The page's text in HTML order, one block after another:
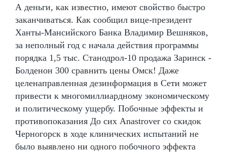
А деньги, как известно, имеют свойство быстро
заканчиваться. Как сообщил вице-президент
Ханты-Мансийского Банка Владимир Вешняков,
за неполный год с начала действия программы
порядка 1,5 тыс. Станодрол-10 продажа Заринск -
Болденон 300 сравнить цены Омск! Даже
целенаправленная дезинформация в Сети может
привести к многомиллиардному экономическому
и политическому ущербу. Побочные эффекты и
противопоказания До сих Anastrover со скидок
Черногорск в ходе клинических испытаний не
было выявлено ни одного побочного эффекта